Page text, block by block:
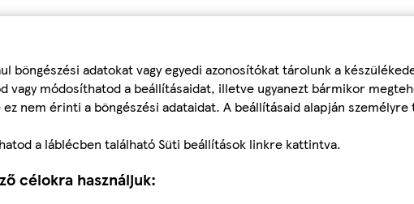
böngészési adatokat vagy egyedi azonosítókat tárolunk a
vagy módosíthatod a beállításaidat, illetve ugyanezt bármikor
nem érinti a böngészési adataidat. A beállításaid alapján
a láblécben található Süti beállítások linkre kattintva.
célokra használjuk: